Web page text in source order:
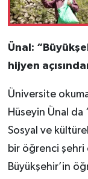
Ünal:
hijyen
Üniversite
Hüseyin Ünal
Sosyal ve
bir öğrenci
Büyükşehir’in